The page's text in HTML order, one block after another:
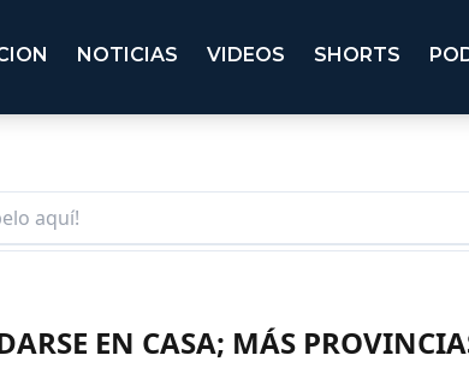
NOTICIAS VIDEOS SHORTS
EN CASA; MÁS